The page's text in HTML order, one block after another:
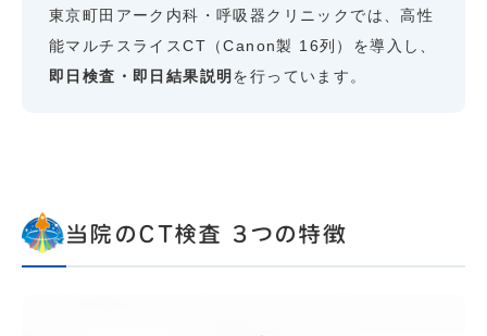
東京町田アーク内科・呼吸器クリニックでは、高性
能マルチスライスCT（Canon製 16列）を導入し、
即日検査・即日結果説明 を行っています。
当院のCT検査 3つの特徴